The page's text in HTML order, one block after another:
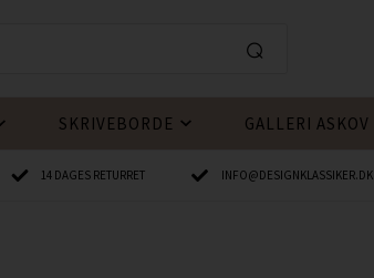
SKRIVEBORDE GALLERI ASKOV
14 DAGES RETURRET INFO@DESIGNKLASSIKER.DK